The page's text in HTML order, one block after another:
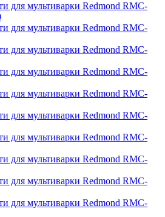
для мультиварки Redmond RMC-
для мультиварки Redmond RMC-
для мультиварки Redmond RMC-
для мультиварки Redmond RMC-
для мультиварки Redmond RMC-
для мультиварки Redmond RMC-
для мультиварки Redmond RMC-
для мультиварки Redmond RMC-
для мультиварки Redmond RMC-
для мультиварки Redmond RMC-